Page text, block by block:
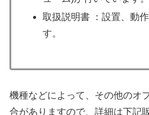
取扱説明書 ：設置、動
す。
機種などによって、その他のオ
合がありますので、詳細は下記